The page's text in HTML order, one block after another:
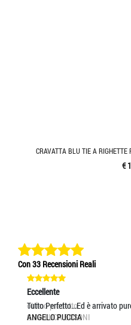
CRAVATTA BLU TIE A
€
Con 33 Recensioni Reali
Eccellente
ottimo prodotto
GIANLUCA BOSONI
Eccellente
Tutto Perfetto...Ed è arrivato
ANGELO PUCCIA